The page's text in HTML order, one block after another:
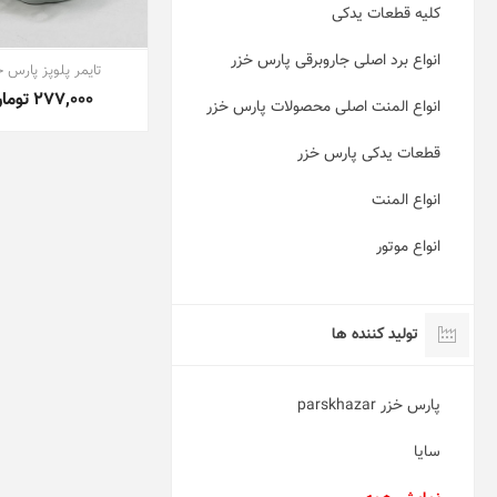
تایمر پلوپز پارس
277,000 تومان
کلیه قطعات یدکی
انواع برد اصلی جاروبرقی پارس خزر
انواع المنت اصلی محصولات پارس خزر
قطعات یدکی پارس خزر
انواع المنت
انواع موتور
تولید کننده ها
پارس خزر parskhazar
سایا